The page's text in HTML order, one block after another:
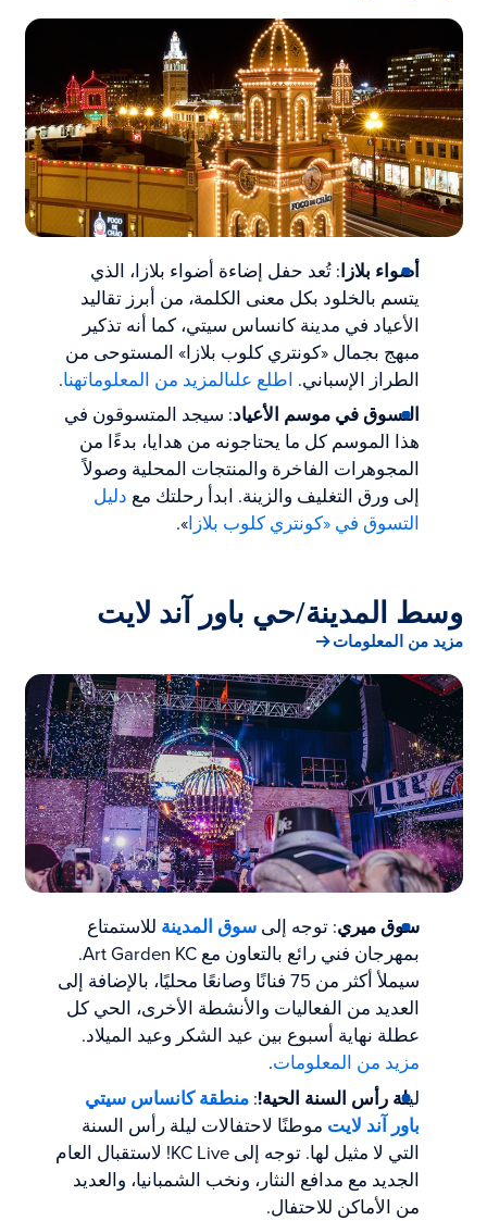
أضواء بلازا: تُعد حفل إضاءة أضواء بلازا، الذي
يتسم بالخلود بكل معنى الكلمة، من أبرز تقاليد
الأعياد في مدينة كانساس سيتي، كما أنه تذكير
مبهج بجمال «كونتري كلوب بلازا» المستوحى من
الطراز الإسباني. اطلع علىالمزيد من المعلوماتهنا.
التسوق في موسم الأعياد: سيجد المتسوقون في
هذا الموسم كل ما يحتاجونه من هدايا، بدءًا من
المجوهرات الفاخرة والمنتجات المحلية وصولاً
إلى ورق التغليف والزينة. ابدأ رحلتك مع دليل
التسوق في «كونتري كلوب بلازا».
وسط المدينة/حي باور آند لايت
مزيد من المعلومات
سوق ميري: توجه إلىسوق المدينة للاستمتاع
بمهرجان فني رائع بالتعاون مع Art Garden KC.
سيملأ أكثر من 75 فنانًا وصانعًا محليًا، بالإضافة إلى
العديد من الفعاليات والأنشطة الأخرى، الحي كل
عطلة نهاية أسبوع بين عيد الشكر وعيد الميلاد.
مزيد من المعلومات.
ليلة رأس السنة الحية!:منطقة كانساس سيتي
باور آند لايت موطنًا لاحتفالات ليلة رأس السنة
التي لا مثيل لها. توجه إلى KC Live! لاستقبال العام
الجديد مع مدافع النثار، ونخب الشمبانيا، والعديد
من الأماكن للاحتفال.